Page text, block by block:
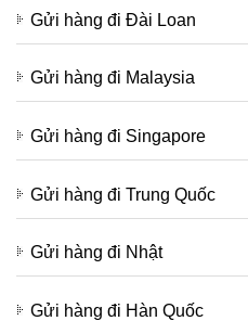
Gửi hàng đi Đài Loan
Gửi hàng đi Malaysia
Gửi hàng đi Singapore
Gửi hàng đi Trung Quốc
Gửi hàng đi Nhật
Gửi hàng đi Hàn Quốc